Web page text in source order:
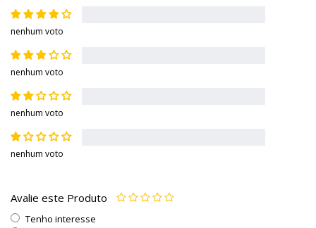
nenhum voto
nenhum voto
nenhum voto
nenhum voto
Avalie este Produto
Tenho interesse